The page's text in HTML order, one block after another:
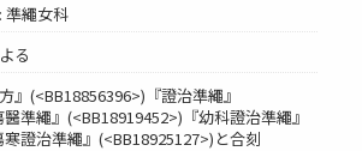
準繩女科
る
』(<BB18856396>)『證治準繩』
準繩』(<BB18919452>)『幼科證治準繩』
證治準繩』(<BB18925127>)と合刻